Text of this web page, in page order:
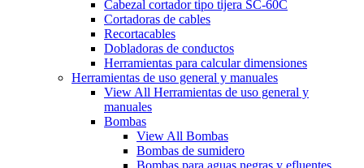
Cabezal cortador tipo tijera SC-60C
Cortadoras de cables
Recortacables
Dobladoras de conductos
Herramientas para calcular dimensiones
Herramientas de uso general y manuales
View All Herramientas de uso general y
manuales
Bombas
View All Bombas
Bombas de sumidero
Bombas para aguas negras y efluentes